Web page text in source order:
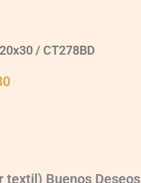
/ CT278BD
textil) Buenos Deseos